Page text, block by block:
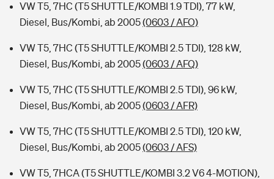
VW T5, 7HC (T5 SHUTTLE/KOMBI 1.9 TDI), 77 kW,
Diesel, Bus/Kombi, ab 2005(0603 / AFO)
VW T5, 7HC (T5 SHUTTLE/KOMBI 2.5 TDI), 128 kW,
Diesel, Bus/Kombi, ab 2005(0603 / AFQ)
VW T5, 7HC (T5 SHUTTLE/KOMBI 2.5 TDI), 96 kW,
Diesel, Bus/Kombi, ab 2005(0603 / AFR)
VW T5, 7HC (T5 SHUTTLE/KOMBI 2.5 TDI), 120 kW,
Diesel, Bus/Kombi, ab 2005(0603 / AFS)
VW T5, 7HCA (T5 SHUTTLE/KOMBI 3.2 V6 4-MOTION),